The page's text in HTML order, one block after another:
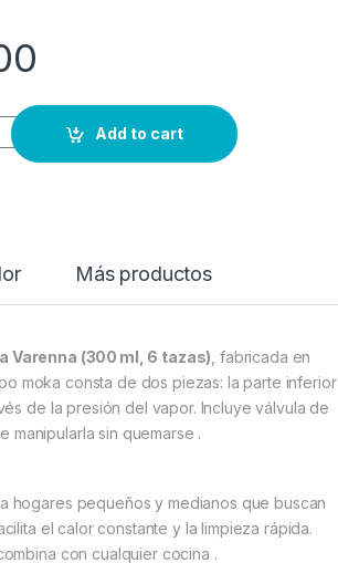
Add to cart
Más productos
Varenna (300 ml, 6 tazas) , fabricada en
moka consta de dos piezas: la parte inferior
de la presión del vapor. Incluye válvula de
manipularla sin quemarse .
hogares pequeños y medianos que buscan
el calor constante y la limpieza rápida.
con cualquier cocina .